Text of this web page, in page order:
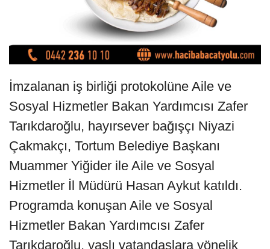
İmzalanan iş birliği protokolüne Aile ve
Sosyal Hizmetler Bakan Yardımcısı Zafer
Tarıkdaroğlu, hayırsever bağışçı Niyazi
Çakmakçı, Tortum Belediye Başkanı
Muammer Yiğider ile Aile ve Sosyal
Hizmetler İl Müdürü Hasan Aykut katıldı.
Programda konuşan Aile ve Sosyal
Hizmetler Bakan Yardımcısı Zafer
Tarıkdaroğlu, yaşlı vatandaşlara yönelik